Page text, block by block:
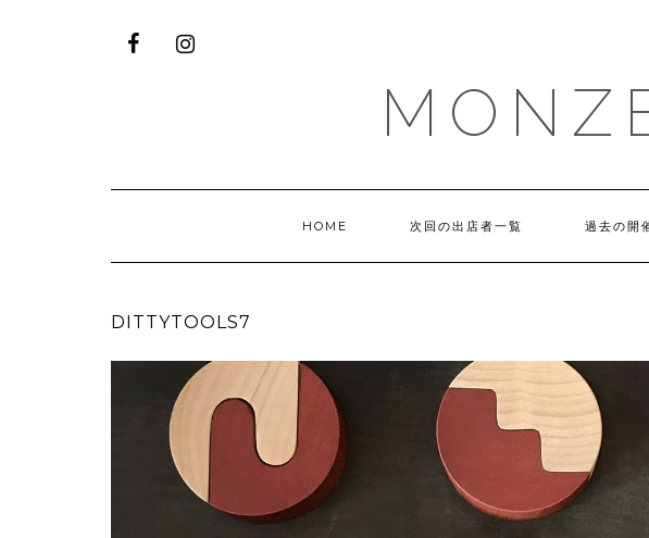
HOME 次回の出店者一覧 過去の開
DITTYTOOLS7